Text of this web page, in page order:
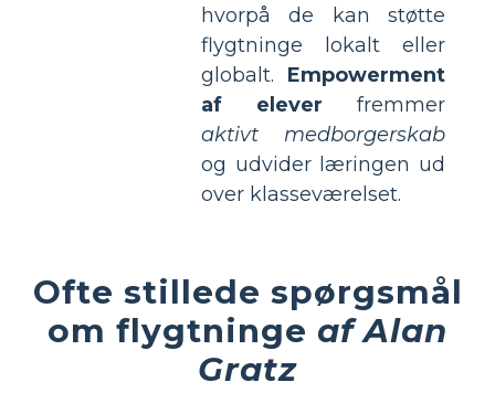
hvorpå de kan støtte
flygtninge lokalt eller
globalt. Empowerment
af elever fremmer
aktivt medborgerskab
og udvider læringen ud
over klasseværelset.
Ofte stillede spørgsmål
om flygtninge af Alan
Gratz